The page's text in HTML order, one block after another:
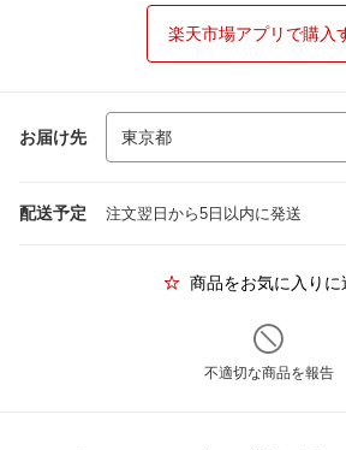
楽天市場アプリで購入
お届け先
配送予定 注文翌日から5日以内に発送
商品をお気に入りに
不適切な商品を報告